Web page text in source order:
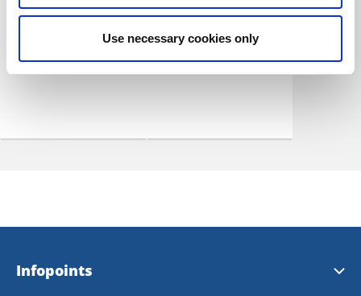
Use necessary cookies only
Fika inomhus med
kulturen nära till
i härlig middagssol
Närproducerad
husmanskost
Infopoints